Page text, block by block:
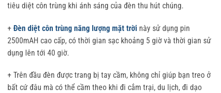
tiêu diệt côn trùng khi ánh sáng của đèn thu hút chúng.
+ Đèn diệt côn trùng năng lượng mặt trời này sử dụng pin
2500mAH cao cấp, có thời gian sạc khoảng 5 giờ và thời gian sử
dụng lên tới 40 giờ.
+ Trên đầu đèn được trang bị tay cầm, không chỉ giúp bạn treo ở
bất cứ đâu mà có thể cầm theo khi đi cắm trại, du lịch, đi dạo